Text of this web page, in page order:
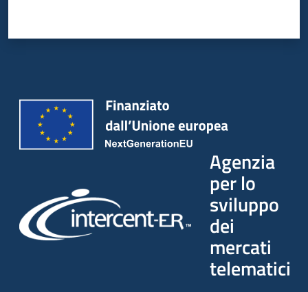
Agenzia
per lo
sviluppo
dei
mercati
telematici